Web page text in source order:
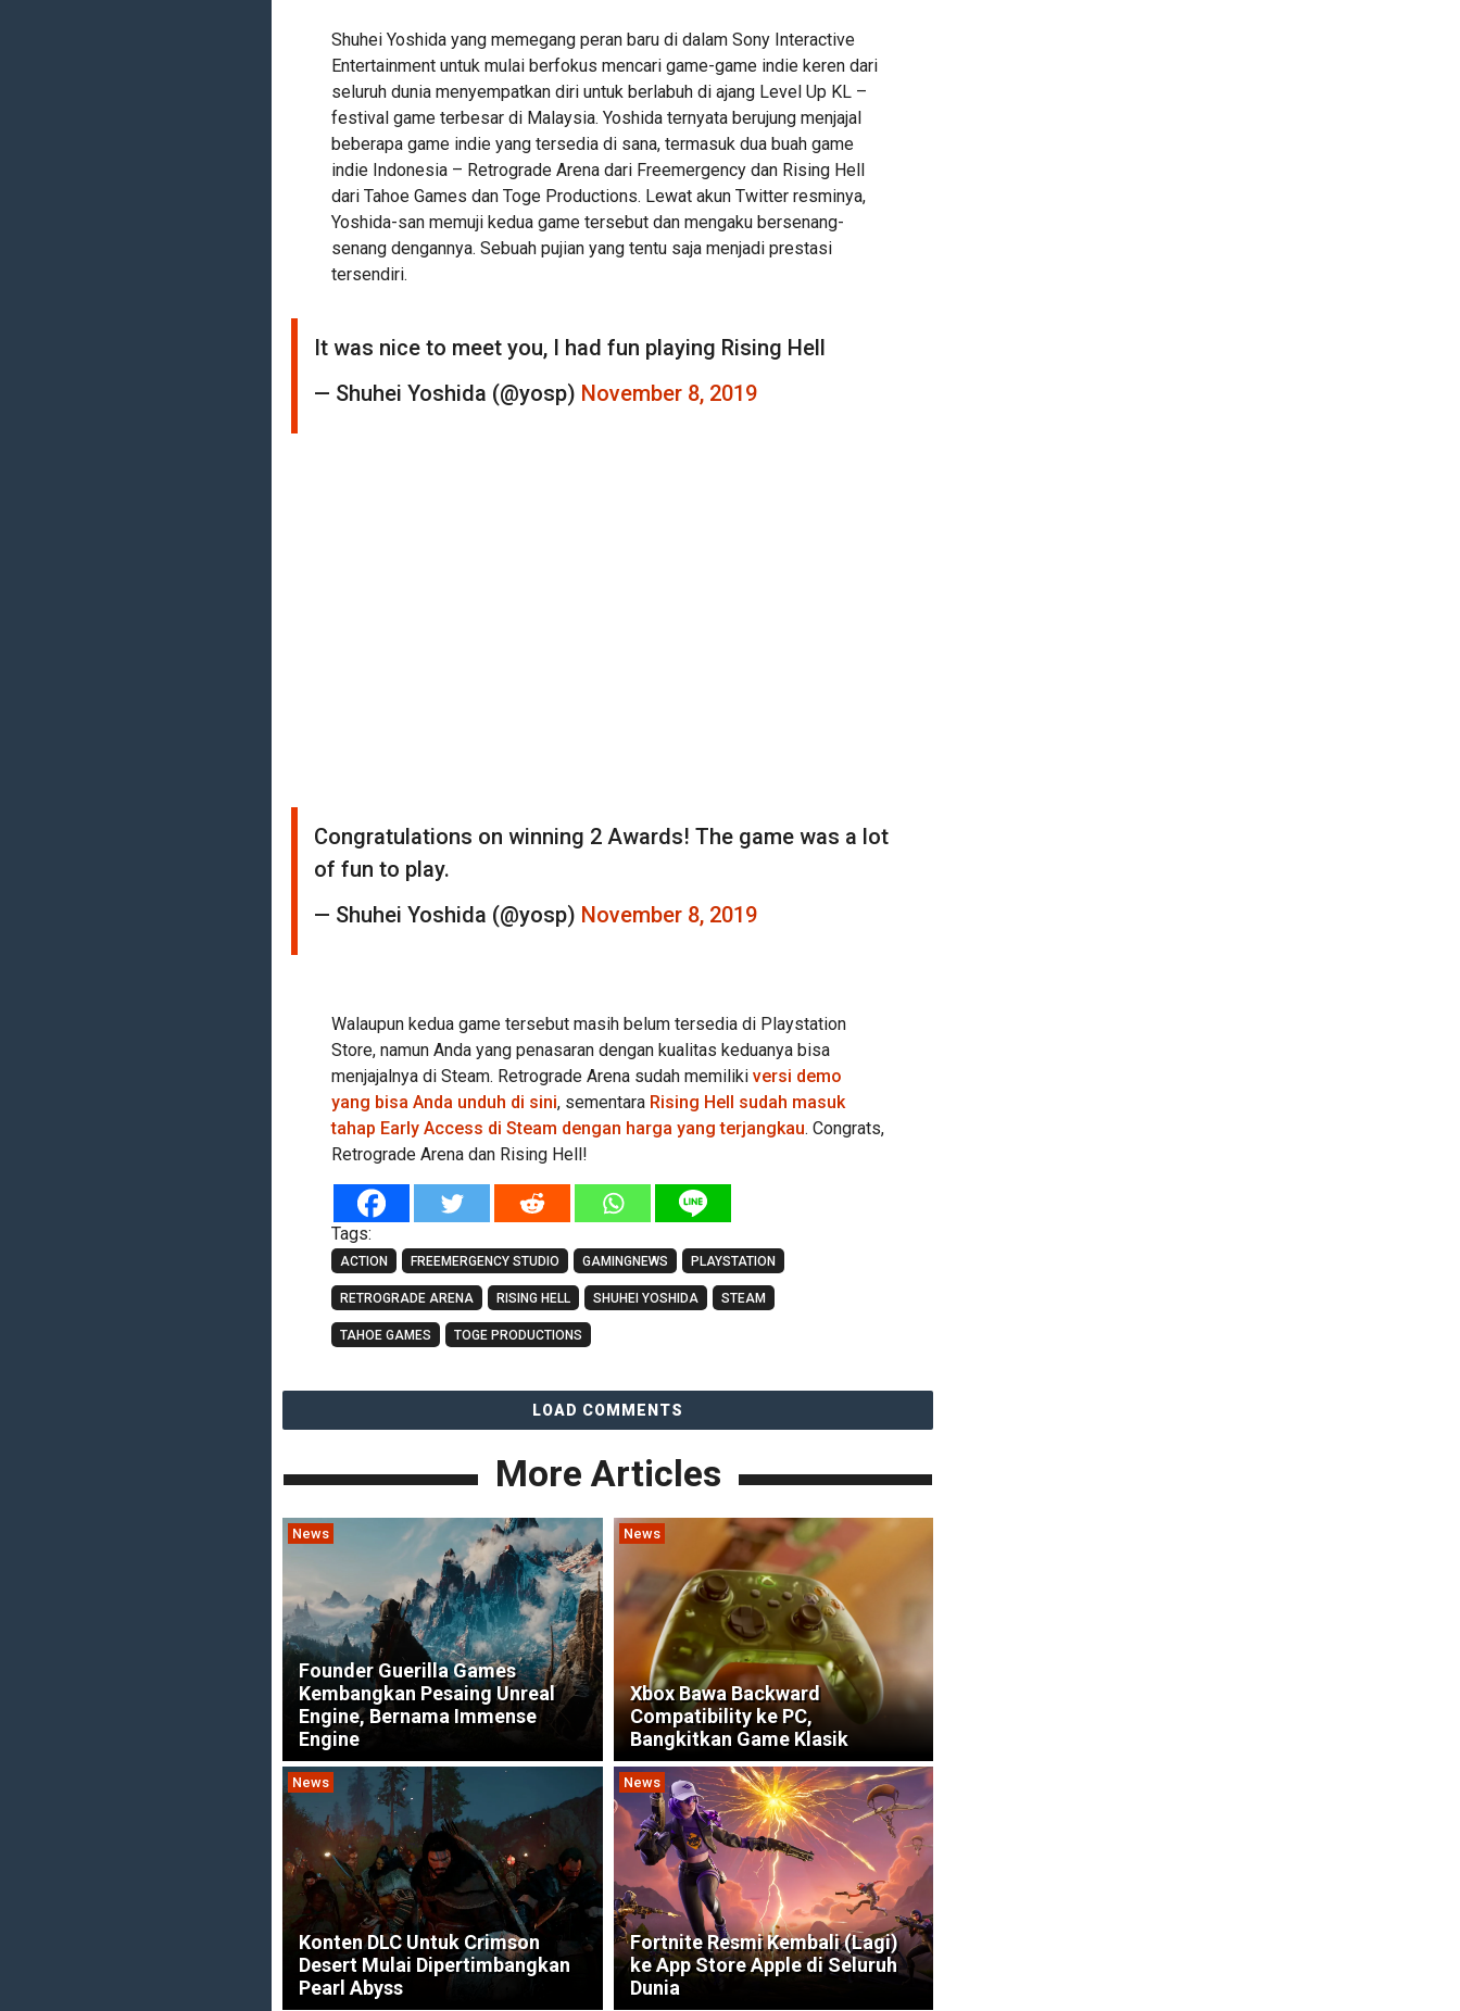
Shuhei Yoshida yang memegang peran baru di dalam Sony Interactive
Entertainment untuk mulai berfokus mencari game-game indie keren dari
seluruh dunia menyempatkan diri untuk berlabuh di ajang Level Up KL –
festival game terbesar di Malaysia. Yoshida ternyata berujung menjajal
beberapa game indie yang tersedia di sana, termasuk dua buah game
indie Indonesia – Retrograde Arena dari Freemergency dan Rising Hell
dari Tahoe Games dan Toge Productions. Lewat akun Twitter resminya,
Yoshida-san memuji kedua game tersebut dan mengaku bersenang-
senang dengannya. Sebuah pujian yang tentu saja menjadi prestasi
tersendiri.
It was nice to meet you, I had fun playing Rising Hell
— Shuhei Yoshida (@yosp) November 8, 2019
Congratulations on winning 2 Awards! The game was a lot
of fun to play.
— Shuhei Yoshida (@yosp) November 8, 2019
Walaupun kedua game tersebut masih belum tersedia di Playstation
Store, namun Anda yang penasaran dengan kualitas keduanya bisa
menjajalnya di Steam. Retrograde Arena sudah memiliki versi demo
yang bisa Anda unduh di sini, sementara Rising Hell sudah masuk
tahap Early Access di Steam dengan harga yang terjangkau. Congrats,
Retrograde Arena dan Rising Hell!
Tags:
ACTION FREEMERGENCY STUDIO GAMINGNEWS PLAYSTATION
RETROGRADE ARENA RISING HELL SHUHEI YOSHIDA STEAM
TAHOE GAMES TOGE PRODUCTIONS
LOAD COMMENTS
More Articles
News
Founder Guerilla Games
Kembangkan Pesaing Unreal
Engine, Bernama Immense
Engine
News
Xbox Bawa Backward
Compatibility ke PC,
Bangkitkan Game Klasik
News
Konten DLC Untuk Crimson
Desert Mulai Dipertimbangkan
Pearl Abyss
News
Fortnite Resmi Kembali (Lagi)
ke App Store Apple di Seluruh
Dunia